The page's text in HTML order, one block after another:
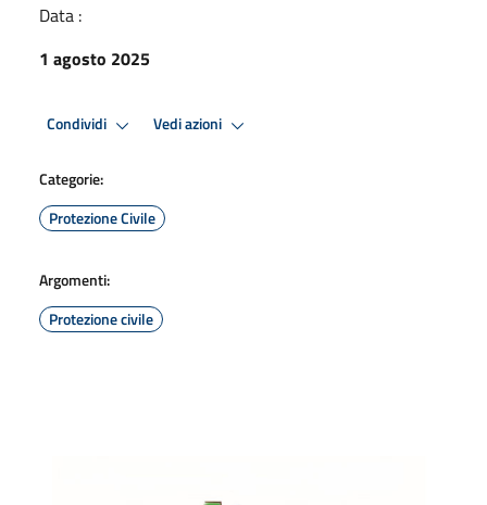
Data :
1 agosto 2025
Condividi Vedi azioni
Categorie:
Protezione Civile
Argomenti:
Protezione civile